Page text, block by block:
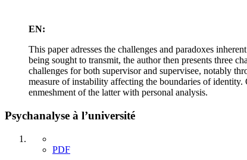
EN:
This paper adresses the challenges and paradoxes
being sought to transmit, the author then presents three
challenges for both supervisor and supervisee, notably
measure of instability affecting the boundaries of
enmeshment of the latter with personal analysis.
Psychanalyse à l’université
PDF